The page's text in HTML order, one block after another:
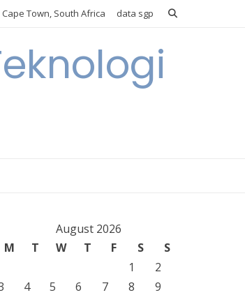
Cape Town, South Africa data sgp
August 2026
M
T W T F S
S
1
2
4 5 6 7 8
9